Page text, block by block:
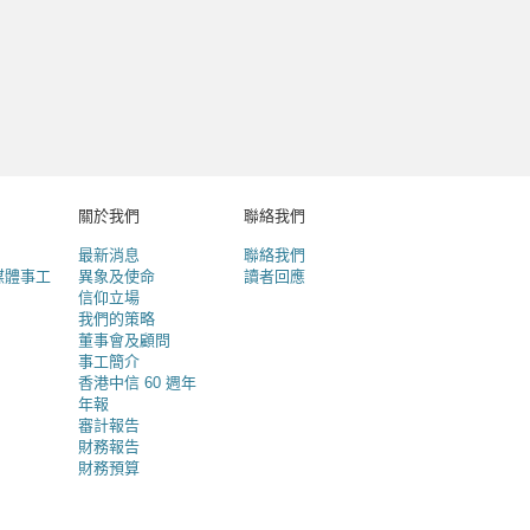
體事工
關於我們
最新消息
異象及使命
信仰立場
我們的策略
董事會及顧問
事工簡介
香港中信 60 週年
年報
審計報告
財務報告
財務預算
聯絡我們
聯絡我們
讀者回應